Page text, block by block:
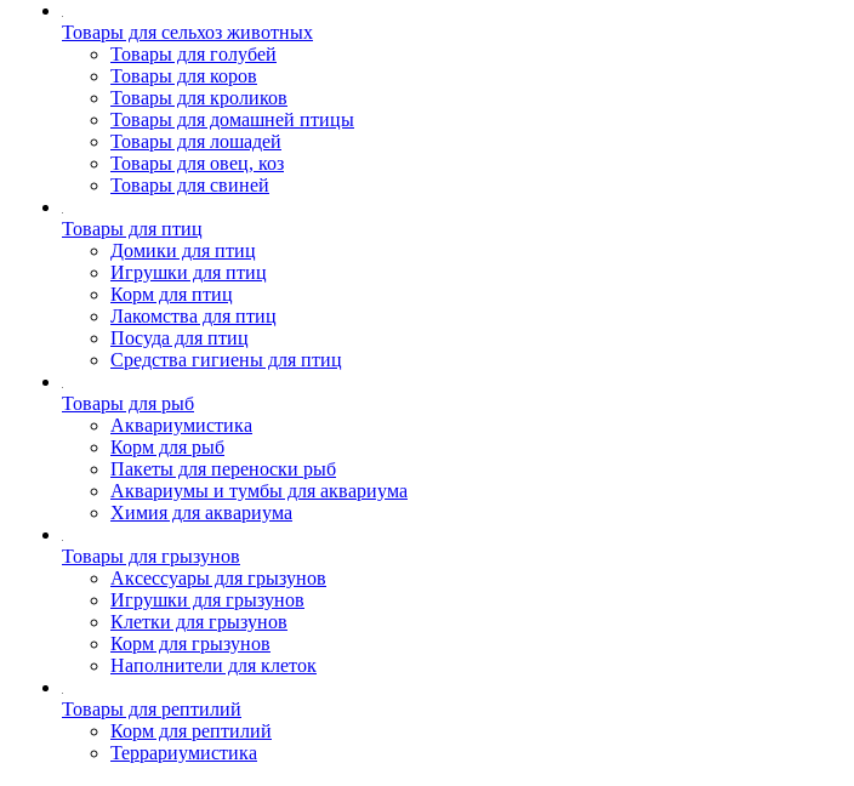
Товары для сельхоз животных
Товары для голубей
Товары для коров
Товары для кроликов
Товары для домашней птицы
Товары для лошадей
Товары для овец, коз
Товары для свиней
Товары для птиц
Домики для птиц
Игрушки для птиц
Корм для птиц
Лакомства для птиц
Посуда для птиц
Средства гигиены для птиц
Товары для рыб
Аквариумистика
Корм для рыб
Пакеты для переноски рыб
Аквариумы и тумбы для аквариума
Химия для аквариума
Товары для грызунов
Аксессуары для грызунов
Игрушки для грызунов
Клетки для грызунов
Корм для грызунов
Наполнители для клеток
Товары для рептилий
Корм для рептилий
Террариумистика